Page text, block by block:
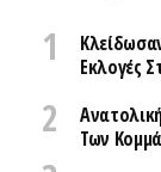
Εκλογές
Των